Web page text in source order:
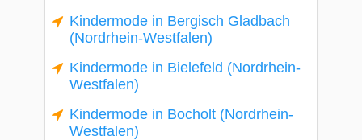
Kindermode in Bergisch Gladbach
(Nordrhein-Westfalen)
Kindermode in Bielefeld (Nordrhein-
Westfalen)
Kindermode in Bocholt (Nordrhein-
Westfalen)